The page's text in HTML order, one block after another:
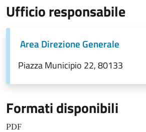
Ufficio responsabile
Area Direzione Generale
Piazza Municipio 22, 80133
Formati disponibili
PDF